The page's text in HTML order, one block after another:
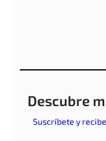
Descubre
Suscríbete y